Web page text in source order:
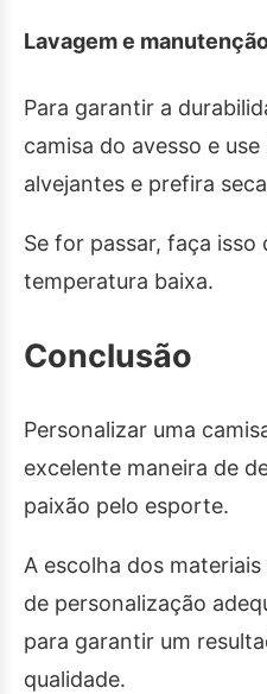
Lavagem e
Para garantir a
camisa do avesso e
alvejantes e prefira
Se for passar, faça isso
temperatura baixa.
Conclusão
Personalizar uma
excelente maneira de
paixão pelo esporte.
A escolha dos
de personalização
para garantir um
qualidade.